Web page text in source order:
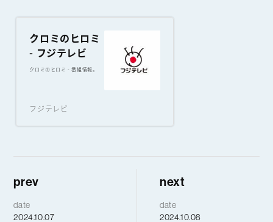
クロミのヒロミ
- フジテレビ
クロミのヒロミ - 番組情報。
フジテレビ
prev
date
2024.10.07
next
date
2024.10.08